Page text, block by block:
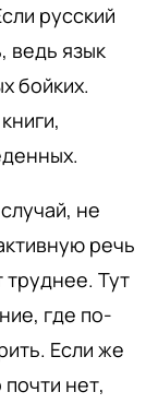
русский
ведь язык
бойких.
не
речь
труднее. Тут
где по-
Если же
нет,